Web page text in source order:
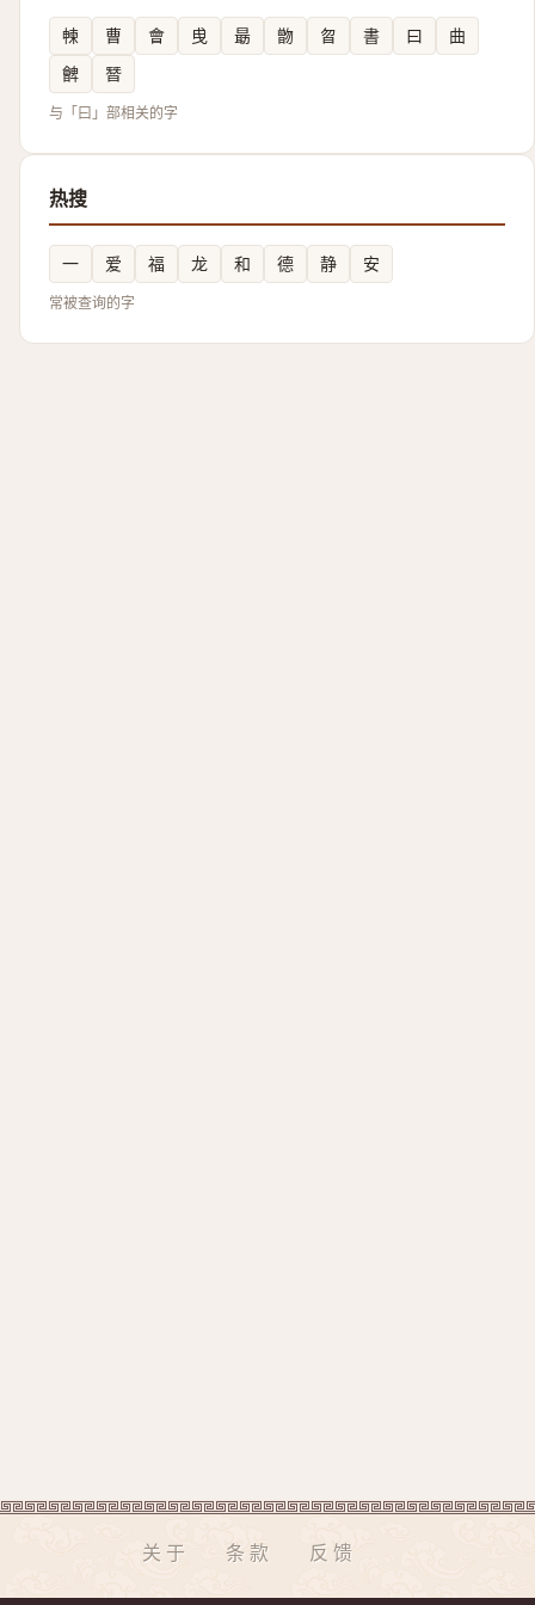
朄 曹 會 曵 朂 朆 曶 書 曰
曲
朇
朁
与「曰」部相关的字
热搜
一 爱 福 龙 和 德 静 安
常被查询的字
关于 条款 反馈